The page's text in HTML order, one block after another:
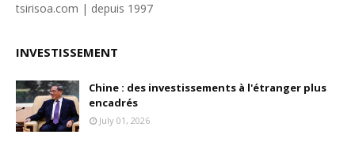
tsirisoa.com | depuis 1997
INVESTISSEMENT
Chine : des investissements à l'étranger plus
encadrés
July 01, 2026